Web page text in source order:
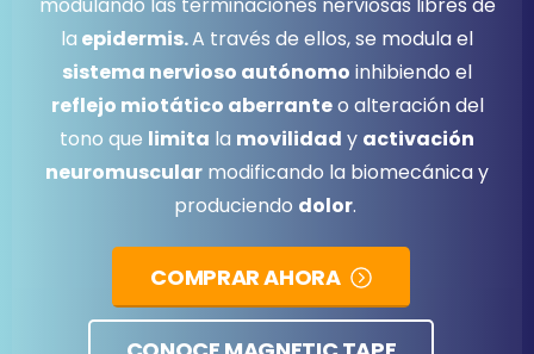
modulando las terminaciones nerviosas libres de
la epidermis.A través de ellos, se modula el
sistema nervioso autónomo inhibiendo el
reflejo miotático aberranteo alteración del
tono que limita la movilidad y activación
neuromuscular modificando la biomecánica y
produciendo dolor.
COMPRAR AHORA